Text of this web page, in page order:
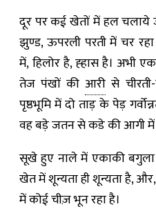
दूर पर कई खेतों में हल चलाये
झुण्ड, ऊपरली परती में चर
में, हिलोर है, ह्हास है। अभी
तेज पंखों कीआरी से
पृष्ठभूमि में दो ताड़ के पेड़
वह बड़े जतन से कडे की आगी में
सूखे हुए नाले में एकाकी
खेत में शून्यता ही शून्यता है,
में कोई चीज़ भून रहा है।